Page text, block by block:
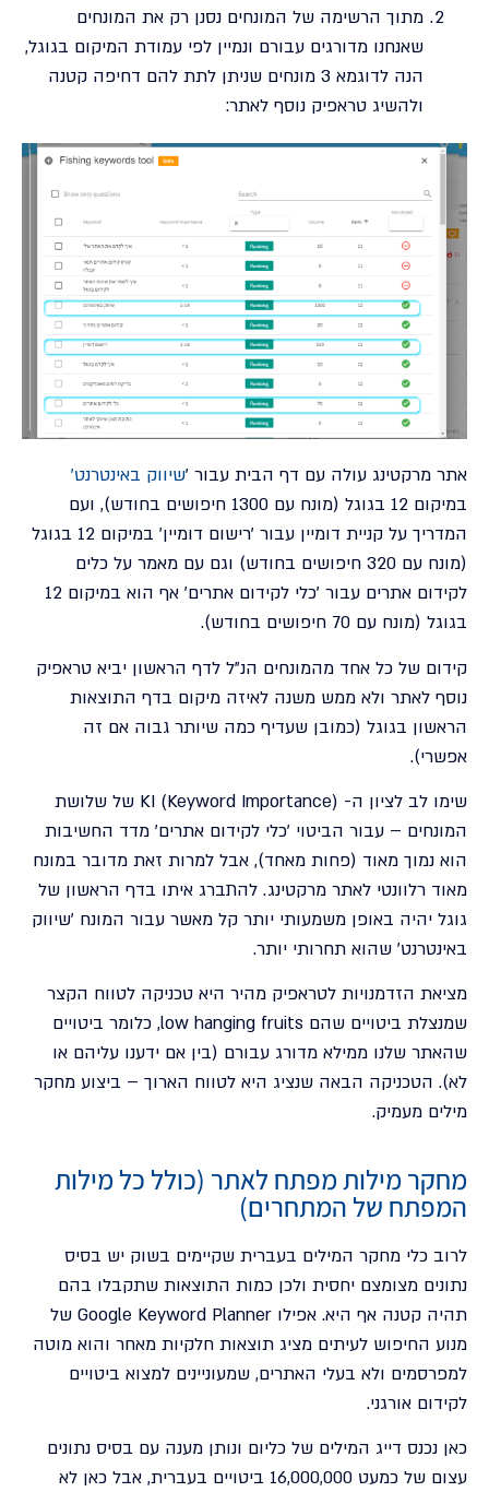
מתוך הרשימה של המונחים נסנן רק את המונחים
שאנחנו מדורגים עבורם ונמיין לפי עמודת המיקום בגוגל,
הנה לדוגמא 3 מונחים שניתן לתת להם דחיפה קטנה
ולהשיג טראפיק נוסף לאתר:
אתר מרקטינג עולה עם דף הבית עבור 'שיווק באינטרנט'
במיקום 12 בגוגל (מונח עם 1300 חיפושים בחודש), ועם
המדריך על קניית דומיין עבור 'רישום דומיין' במיקום 12 בגוגל
(מונח עם 320 חיפושים בחודש) וגם עם מאמר על כלים
לקידום אתרים עבור 'כלי לקידום אתרים' אף הוא במיקום 12
בגוגל (מונח עם 70 חיפושים בחודש).
קידום של כל אחד מהמונחים הנ"ל לדף הראשון יביא טראפיק
נוסף לאתר ולא ממש משנה לאיזה מיקום בדף התוצאות
הראשון בגוגל (כמובן שעדיף כמה שיותר גבוה אם זה
אפשרי).
שימו לב לציון ה- KI (Keyword Importance) של שלושת
המונחים – עבור הביטוי 'כלי לקידום אתרים' מדד החשיבות
הוא נמוך מאוד (פחות מאחד), אבל למרות זאת מדובר במונח
מאוד רלוונטי לאתר מרקטינג. להתברג איתו בדף הראשון של
גוגל יהיה באופן משמעותי יותר קל מאשר עבור המונח 'שיווק
באינטרנט' שהוא תחרותי יותר.
מציאת הזדמנויות לטראפיק מהיר היא טכניקה לטווח הקצר
שמנצלת ביטויים שהם low hanging fruits, כלומר ביטויים
שהאתר שלנו ממילא מדורג עבורם (בין אם ידענו עליהם או
לא). הטכניקה הבאה שנציג היא לטווח הארוך – ביצוע מחקר
מילים מעמיק.
מחקר מילות מפתח לאתר (כולל כל מילות
המפתח של המתחרים)
לרוב כלי מחקר המילים בעברית שקיימים בשוק יש בסיס
נתונים מצומצם יחסית ולכן כמות התוצאות שתקבלו בהם
תהיה קטנה אף היא. אפילו Google Keyword Planner של
מנוע החיפוש לעיתים מציג תוצאות חלקיות מאחר והוא מוטה
למפרסמים ולא בעלי האתרים, שמעוניינים למצוא ביטויים
לקידום אורגני.
כאן נכנס דייג המילים של כליום ונותן מענה עם בסיס נתונים
עצום של כמעט 16,000,000 ביטויים בעברית, אבל כאן לא